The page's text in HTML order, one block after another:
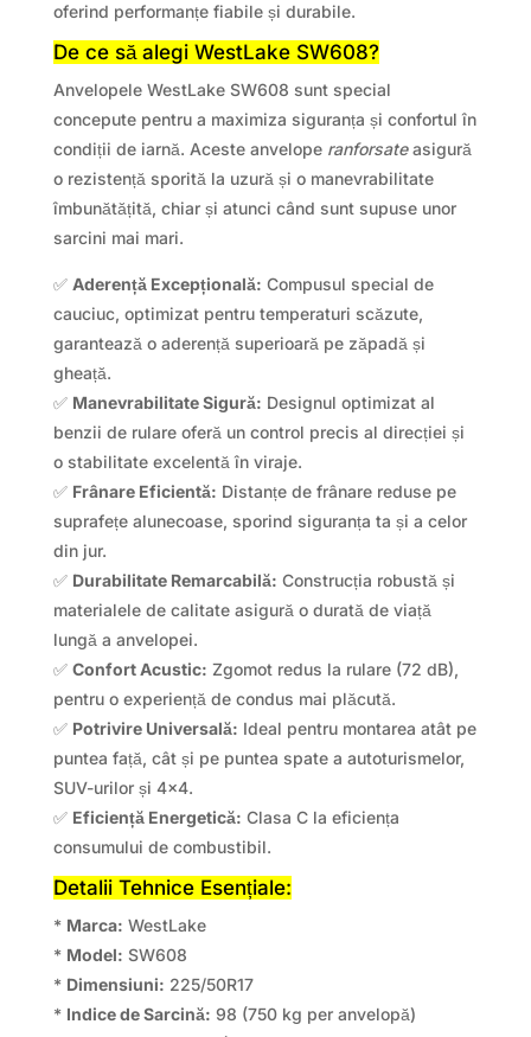
oferind performanțe fiabile și durabile.
De ce să alegi WestLake SW608?
Anvelopele WestLake SW608 sunt special
concepute pentru a maximiza siguranța și confortul în
condiții de iarnă. Aceste anvelope ranforsateasigură
o rezistență sporită la uzură și o manevrabilitate
îmbunătățită, chiar și atunci când sunt supuse unor
sarcini mai mari.
✅ Aderență Excepțională: Compusul special de
cauciuc, optimizat pentru temperaturi scăzute,
garantează o aderență superioară pe zăpadă și
gheață.
✅ Manevrabilitate Sigură: Designul optimizat al
benzii de rulare oferă un control precis al direcției și
o stabilitate excelentă în viraje.
✅ Frânare Eficientă: Distanțe de frânare reduse pe
suprafețe alunecoase, sporind siguranța ta și a celor
din jur.
✅ Durabilitate Remarcabilă: Construcția robustă și
materialele de calitate asigură o durată de viață
lungă a anvelopei.
✅ Confort Acustic: Zgomot redus la rulare (72 dB),
pentru o experiență de condus mai plăcută.
✅ Potrivire Universală: Ideal pentru montarea atât pe
puntea față, cât și pe puntea spate a autoturismelor,
SUV-urilor și 4×4.
✅ Eficiență Energetică: Clasa C la eficiența
consumului de combustibil.
Detalii Tehnice Esențiale:
* Marca: WestLake
* Model: SW608
* Dimensiuni: 225/50R17
* Indice de Sarcină: 98 (750 kg per anvelopă)